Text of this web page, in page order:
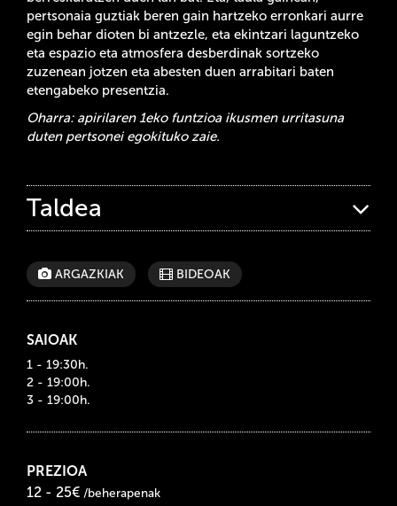
pertsonaia guztiak beren gain hartzeko erronkari aurre
egin behar dioten bi antzezle, eta ekintzari laguntzeko
eta espazio eta atmosfera desberdinak sortzeko
zuzenean jotzen eta abesten duen arrabitari baten
etengabeko presentzia.
Oharra: apirilaren 1eko funtzioa ikusmen urritasuna
duten pertsonei egokituko zaie.
Taldea
ARGAZKIAK BIDEOAK
SAIOAK
1 - 19:30h.
2 - 19:00h.
3 - 19:00h.
PREZIOA
12 - 25€ /beherapenak